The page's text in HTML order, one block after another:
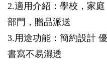
2.適用介紹：學校，家
部門，贈品派送
3.用途功能：簡約設計
書寫不易濕透